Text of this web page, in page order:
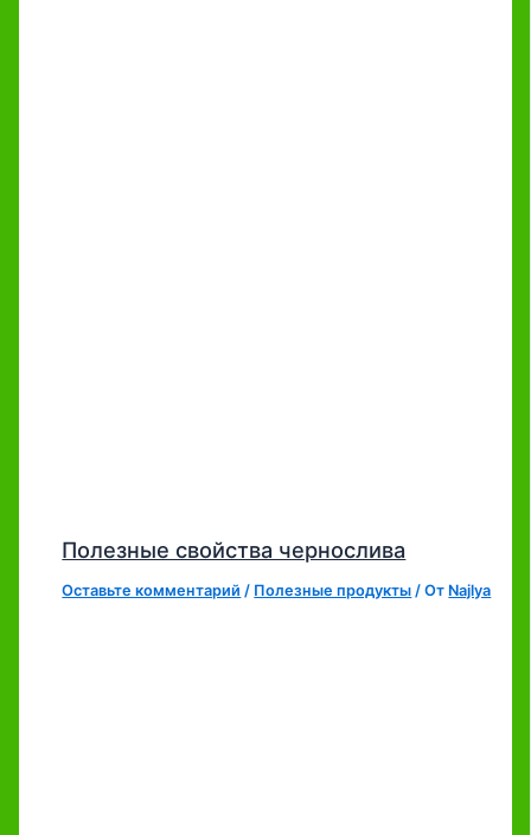
Полезные свойства чернослива
Оставьте комментарий / Полезные продукты / От Najlya